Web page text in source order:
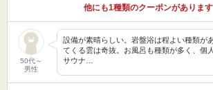
他にも1種類のクーポンがあります
50代～
男性
設備が素晴らしい。岩盤浴は程よい種類が
てくる雲は奇抜。お風呂も種類が多く、個
サウナ…